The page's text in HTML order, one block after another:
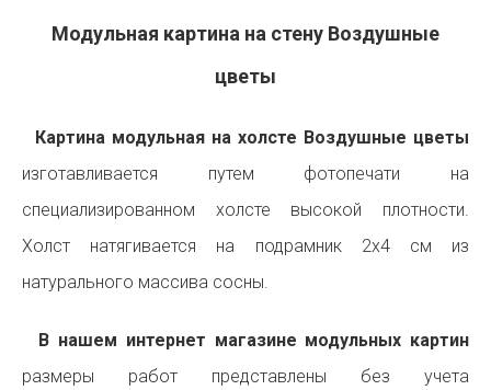
Модульная картина на стену Воздушные
цветы
Картина модульная на холсте Воздушные цветы
изготавливается путем фотопечати на
специализированном холсте высокой плотности.
Холст натягивается на подрамник 2х4 см из
натурального массива сосны.
В нашем интернет магазине модульных картин
размеры работ представлены без учета